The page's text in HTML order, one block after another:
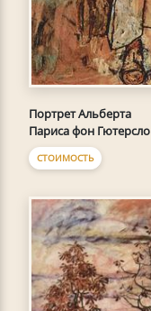
Портрет Альберта
Париса фон Гютерсло
СТОИМОСТЬ